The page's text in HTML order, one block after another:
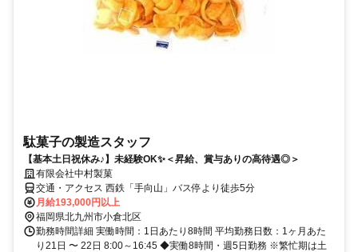
駄菓子の製造スタッフ
【基本土日祝休み♪】未経験OK✨＜昇給、賞与ありの高待遇◎＞
有限会社中村製菓
交通・アクセス 西鉄「手向山」バス停より徒歩5分
月給193,000円以上
福岡県北九州市小倉北区
勤務時間詳細 実働時間：1日あたり8時間 平均勤務日数：1ヶ月あた
り21日 〜 22日 8:00～16:45 ◆実働8時間・週5日勤務 ※繁忙期は土